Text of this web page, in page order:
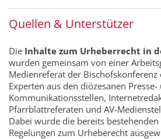
Quellen & Unterstützer
Die Inhalte zum Urheberrecht in
wurden gemeinsam von einer
Medienreferat der Bischofskonferenz
Experten aus den diözesanen Presse-
Kommunikationsstellen,
Pfarrblattreferaten und AV-
Dabei wurde die bereits bestehenden
Regelungen zum Urheberecht